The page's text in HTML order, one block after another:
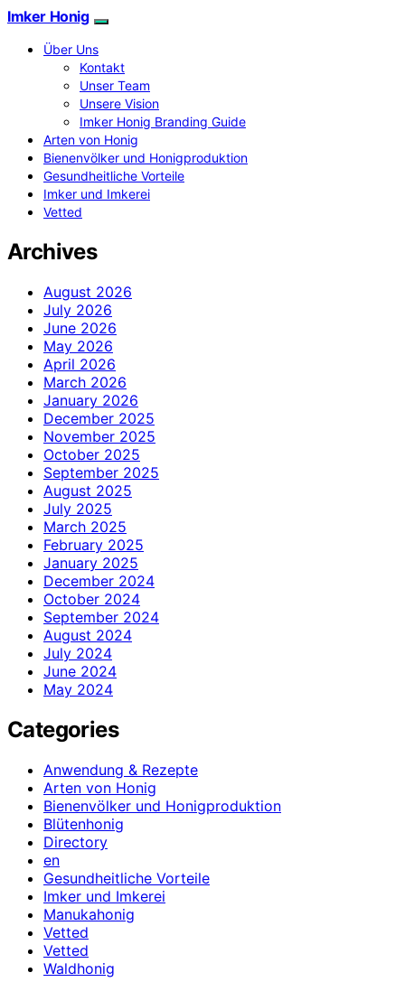
Imker Honig
Über Uns
Kontakt
Unser Team
Unsere Vision
Imker Honig Branding Guide
Arten von Honig
Bienenvölker und Honigproduktion
Gesundheitliche Vorteile
Imker und Imkerei
Vetted
Archives
August 2026
July 2026
June 2026
May 2026
April 2026
March 2026
January 2026
December 2025
November 2025
October 2025
September 2025
August 2025
July 2025
March 2025
February 2025
January 2025
December 2024
October 2024
September 2024
August 2024
July 2024
June 2024
May 2024
Categories
Anwendung & Rezepte
Arten von Honig
Bienenvölker und Honigproduktion
Blütenhonig
Directory
en
Gesundheitliche Vorteile
Imker und Imkerei
Manukahonig
Vetted
Vetted
Waldhonig